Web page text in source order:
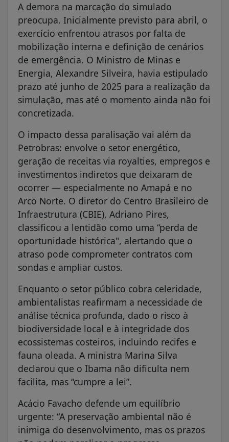
A demora na marcação do simulado
preocupa. Inicialmente previsto para abril, o
exercício enfrentou atrasos por falta de
mobilização interna e definição de cenários
de emergência. O Ministro de Minas e
Energia, Alexandre Silveira, havia estipulado
prazo até junho de 2025 para a realização da
simulação, mas até o momento ainda não foi
concretizada.
O impacto dessa paralisação vai além da
Petrobras: envolve o setor energético,
geração de receitas via royalties, empregos e
investimentos indiretos que deixaram de
ocorrer — especialmente no Amapá e no
Arco Norte. O diretor do Centro Brasileiro de
Infraestrutura (CBIE), Adriano Pires,
classificou a lentidão como uma “perda de
oportunidade histórica", alertando que o
atraso pode comprometer contratos com
sondas e ampliar custos.
Enquanto o setor público cobra celeridade,
ambientalistas reafirmam a necessidade de
análise técnica profunda, dado o risco à
biodiversidade local e à integridade dos
ecossistemas costeiros, incluindo recifes e
fauna oleada. A ministra Marina Silva
declarou que o Ibama não dificulta nem
facilita, mas “cumpre a lei”.
Acácio Favacho defende um equilíbrio
urgente: “A preservação ambiental não é
inimiga do desenvolvimento, mas os prazos